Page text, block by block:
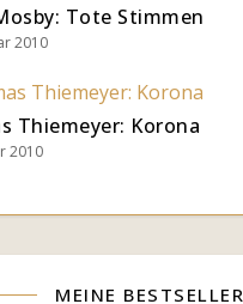
Tote Stimmen
2010
Thiemeyer: Korona
2010
MEINE BESTSELLER